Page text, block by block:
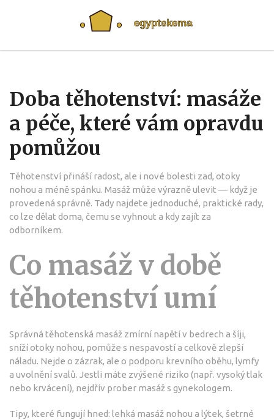
Doba těhotenství: masáže
a péče, které vám opravdu
pomůžou
Těhotenství přináší radost, ale i nové bolesti zad, otoky
nohou a méně spánku. Masáž může výrazně ulevit — když je
provedená správně. Tady najdete jednoduché, praktické rady,
co lze dělat doma, čemu se vyhnout a kdy zajít za
odborníkem.
Co masáž v době
těhotenství umí
Správná těhotenská masáž zmírní napětí v bedrech a šíji,
sníží otoky nohou, pomůže s nespavostí a celkově zlepší
náladu. Nejde o zázrak, ale o podporu krevního oběhu, lymfy
a uvolnění svalů. Jestli máte zvýšené riziko (např. vysoký tlak
nebo krvácení), nejdřív prober masáž s gynekologem.
Tipy, které fungují hned: lehká masáž nohou a lýtek, šetrné